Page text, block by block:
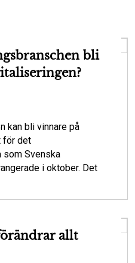
bli
kan bli vinnare på
för det
Svenska
i oktober. Det
allt